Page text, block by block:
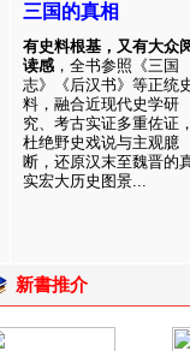
三国的真相
有史料根基，又有大众
读感 ，全书参照《三国
志》《后汉书》等正统
料，融合近现代史学研
究、考古实证多重佐证
杜绝野史戏说与主观臆
断，还原汉末至魏晋的
实宏大历史图景...
新書推介